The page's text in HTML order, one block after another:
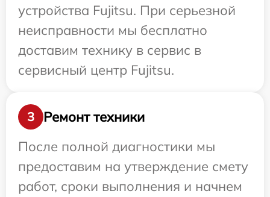
устройства Fujitsu. При серьезной
неисправности мы бесплатно
доставим технику в сервис в
сервисный центр Fujitsu.
3
Ремонт техники
После полной диагностики мы
предоставим на утверждение смету
работ, сроки выполнения и начнем